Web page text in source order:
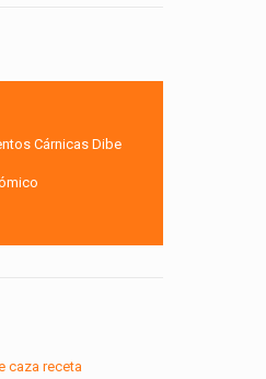
Cárnicas Dibe
caza receta